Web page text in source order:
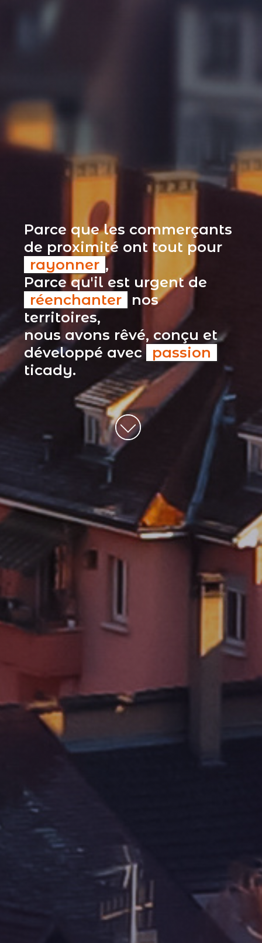
Parce que les commerçants
de proximité ont tout pour
rayonner ,
Parce qu'il est urgent de
réenchanter
nos
territoires,
nous avons rêvé, conçu et
développé avec passion
ticady.